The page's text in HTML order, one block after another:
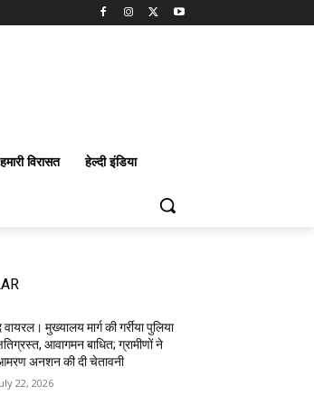
हमारी विरासत हेल्दी इंडिया
वायरल। मुख्यालय मार्ग की गर्रीया पुलिया
आवागमन बाधित; ग्रामीणों ने
अनशन की दी चेतावनी
22, 2026